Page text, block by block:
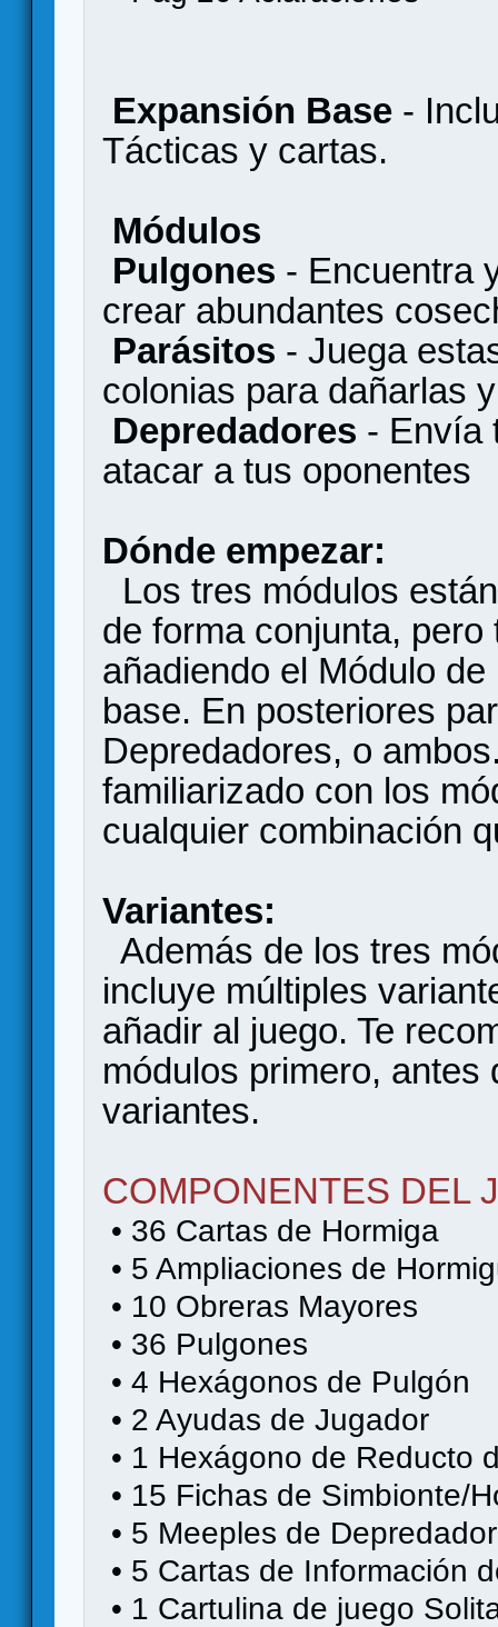
Expansión Base -
Tácticas y cartas.
Módulos
Pulgones - Encuentra
crear abundantes
Parásitos - Juega
colonias para dañarlas
Depredadores - Envía
atacar a tus oponentes
Dónde empezar:
Los tres módulos
de forma conjunta,
añadiendo el Módulo
base. En posteriores
Depredadores, o
familiarizado con los
cualquier combinación
Variantes:
Además de los tres
incluye múltiples
añadir al juego. Te
módulos primero, antes
variantes.
COMPONENTES DEL
• 36 Cartas de Hormiga
• 5 Ampliaciones de
• 10 Obreras Mayores
• 36 Pulgones
• 4 Hexágonos de Pulgón
• 2 Ayudas de Jugador
• 1 Hexágono de Reducto
• 15 Fichas de Simbionte/
• 5 Meeples de Depredador
• 5 Cartas de Información
• 1 Cartulina de juego